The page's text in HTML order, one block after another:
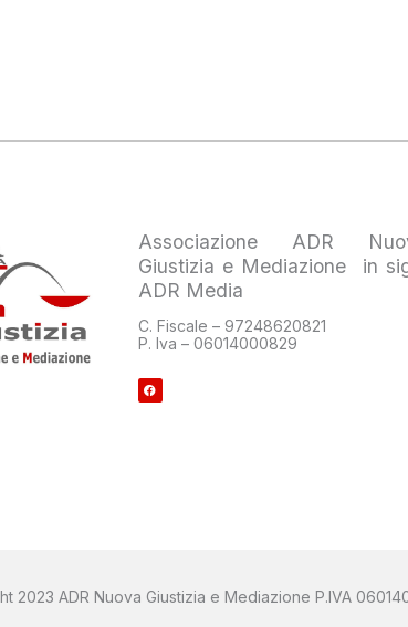
Associazione ADR
Giustizia e Mediazione in
ADR Media
C. Fiscale – 97248620821
P. Iva – 06014000829
F
a
c
2023 ADR Nuova Giustizia e Mediazione P.IVA